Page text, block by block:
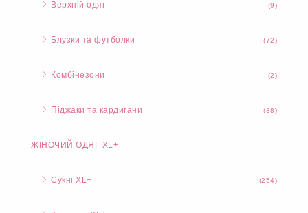
Верхній одяг (9)
Блузки та футболки (72)
Комбінезони (2)
Піджаки та кардигани (38)
ЖІНОЧИЙ ОДЯГ XL+
Сукні XL+ (254)